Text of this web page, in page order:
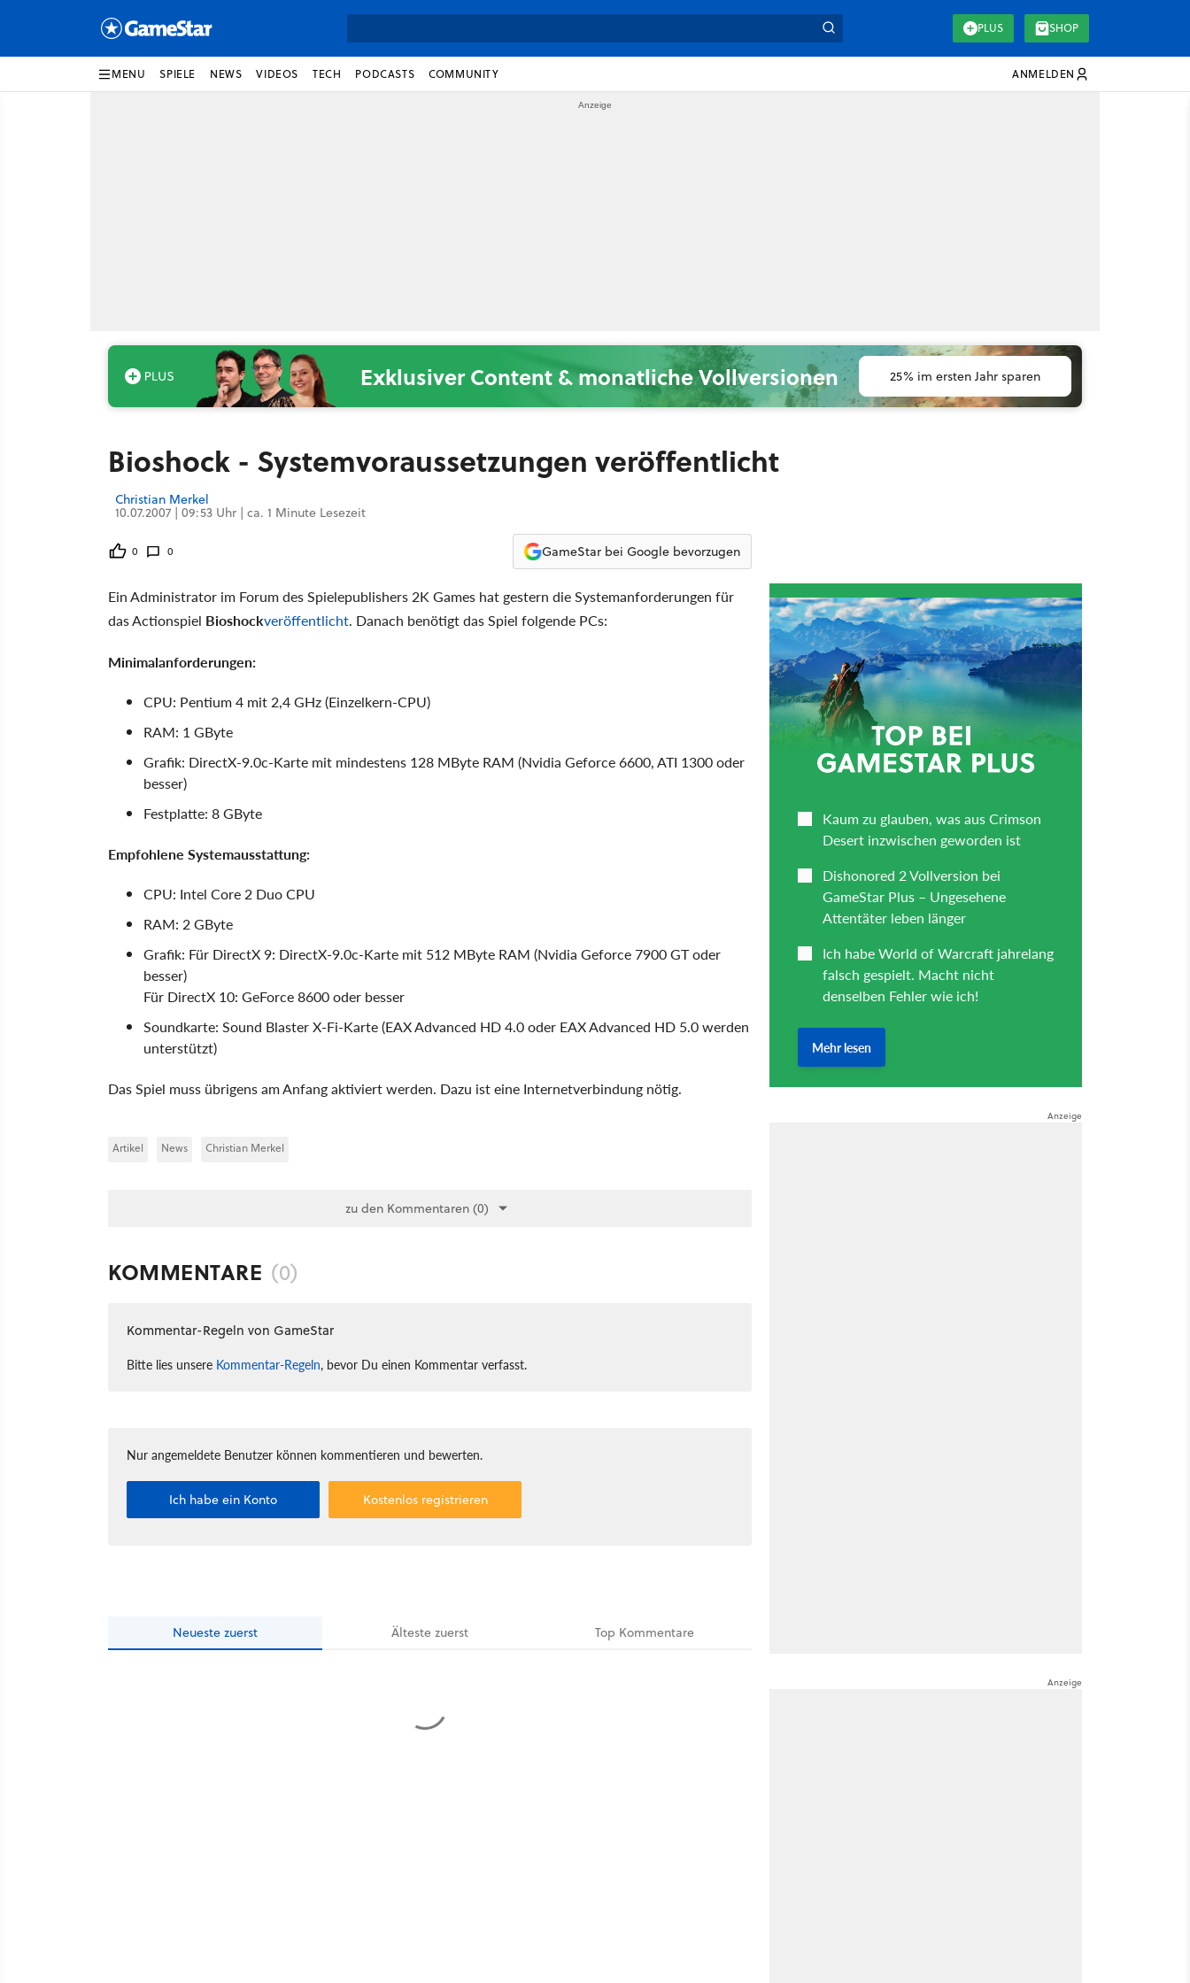
PLUS SHOP
MENU SPIELE NEWS VIDEOS TECH PODCASTS COMMUNITY ANMELDEN
Exklusiver Content & monatliche Vollversionen 25% im ersten Jahr sparen
Bioshock - Systemvoraussetzungen veröffentlicht
Christian Merkel
10.07.2007 | 09:53 Uhr | ca. 1 Minute Lesezeit
0 0 GameStar bei Google bevorzugen
Ein Administrator im Forum des Spielepublishers 2K Games hat gestern die Systemanforderungen für
das Actionspiel Bioshockveröffentlicht. Danach benötigt das Spiel folgende PCs:
Minimalanforderungen:
CPU: Pentium 4 mit 2,4 GHz (Einzelkern-CPU)
RAM: 1 GByte
Grafik: DirectX-9.0c-Karte mit mindestens 128 MByte RAM (Nvidia Geforce 6600, ATI 1300 oder
besser)
Festplatte: 8 GByte
Empfohlene Systemausstattung:
CPU: Intel Core 2 Duo CPU
RAM: 2 GByte
Grafik: Für DirectX 9: DirectX-9.0c-Karte mit 512 MByte RAM (Nvidia Geforce 7900 GT oder
besser)
Für DirectX 10: GeForce 8600 oder besser
Soundkarte: Sound Blaster X-Fi-Karte (EAX Advanced HD 4.0 oder EAX Advanced HD 5.0 werden
unterstützt)
Das Spiel muss übrigens am Anfang aktiviert werden. Dazu ist eine Internetverbindung nötig.
Artikel News Christian Merkel
zu den Kommentaren (0)
KOMMENTARE (0)
Kommentar-Regeln von GameStar
Bitte lies unsere Kommentar-Regeln, bevor Du einen Kommentar verfasst.
Nur angemeldete Benutzer können kommentieren und bewerten.
Ich habe ein Konto Kostenlos registrieren
Neueste zuerst Ältestezuerst Top Kommentare